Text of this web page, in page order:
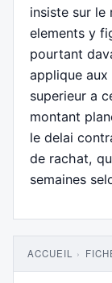
insiste sur le
elements y
pourtant
applique
superieur a
montant
le delai
de rachat,
semaines
ACCUEIL ›